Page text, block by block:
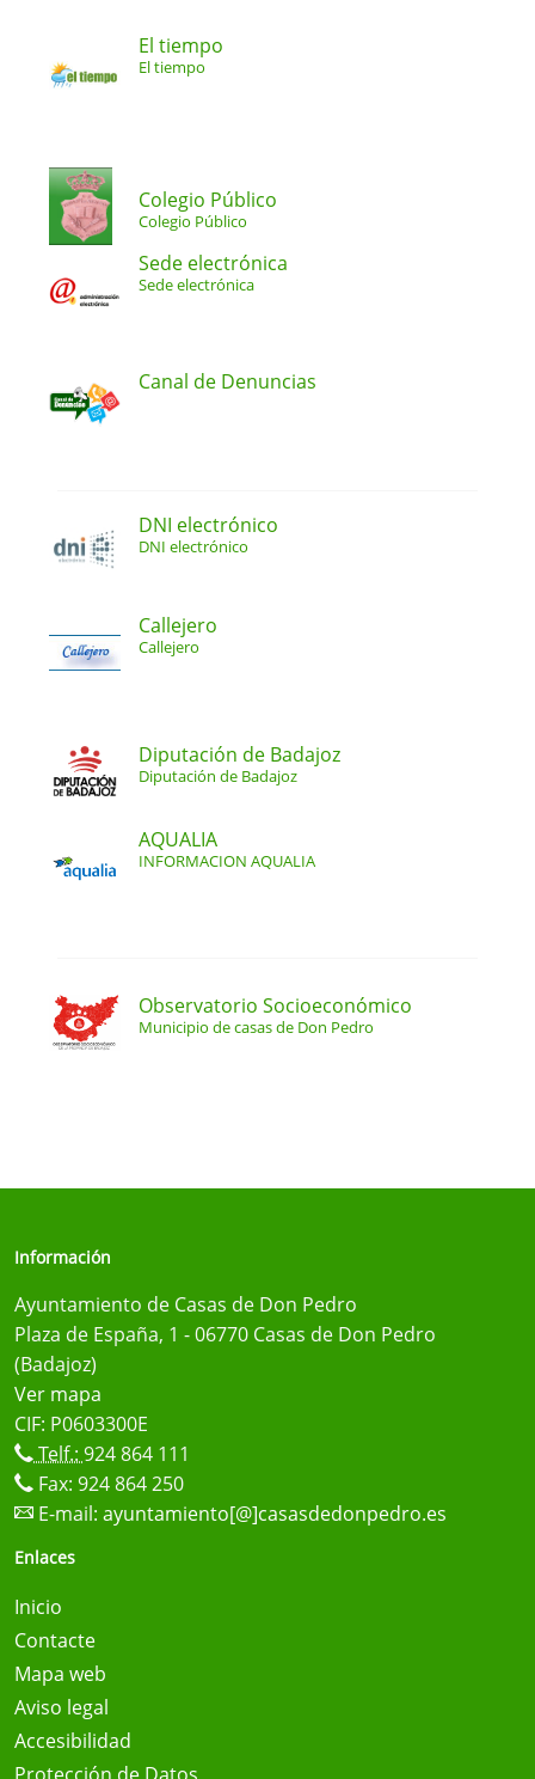
El tiempo
El tiempo
Colegio Público
Colegio Público
Sede electrónica
Sede electrónica
Canal de Denuncias
DNI electrónico
DNI electrónico
Callejero
Callejero
Diputación de Badajoz
Diputación de Badajoz
AQUALIA
INFORMACION AQUALIA
Observatorio Socioeconómico
Municipio de casas de Don Pedro
Información
Ayuntamiento de Casas de Don Pedro
Plaza de España, 1 - 06770 Casas de Don Pedro
(Badajoz)
Ver mapa
CIF: P0603300E
Telf.: 924 864 111
Fax: 924 864 250
E-mail: ayuntamiento[@]casasdedonpedro.es
Enlaces
Inicio
Contacte
Mapa web
Aviso legal
Accesibilidad